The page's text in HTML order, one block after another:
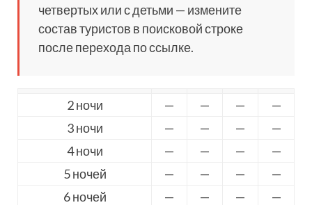
четвертых или с детьми — измените
состав туристов в поисковой строке
после перехода по ссылке.
2 ночи — — —
—
3 ночи
— — —
—
4 ночи
— — —
—
5 ночей
— — —
—
6 ночей
— — —
—